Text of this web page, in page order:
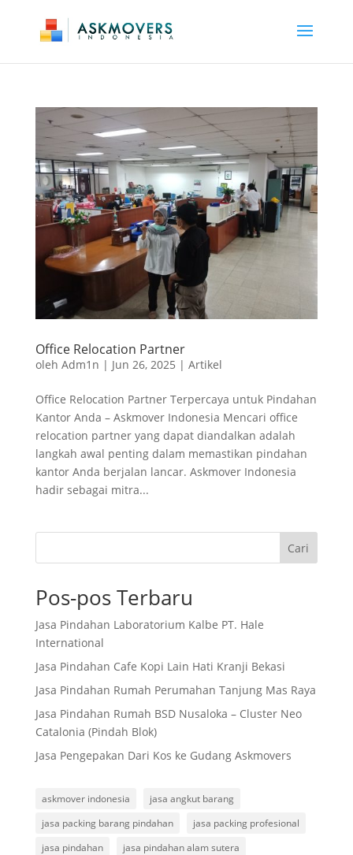
Office Relocation Partner
oleh Adm1n | Jun 26, 2025 | Artikel
Office Relocation Partner Terpercaya untuk Pindahan
Kantor Anda – Askmover Indonesia Mencari office
relocation partner yang dapat diandalkan adalah
langkah awal penting dalam memastikan pindahan
kantor Anda berjalan lancar. Askmover Indonesia
hadir sebagai mitra...
Cari
Pos-pos Terbaru
Jasa Pindahan Laboratorium Kalbe PT. Hale
International
Jasa Pindahan Cafe Kopi Lain Hati Kranji Bekasi
Jasa Pindahan Rumah Perumahan Tanjung Mas Raya
Jasa Pindahan Rumah BSD Nusaloka – Cluster Neo
Catalonia (Pindah Blok)
Jasa Pengepakan Dari Kos ke Gudang Askmovers
askmover indonesia
jasa angkut barang
jasa packing barang pindahan
jasa packing profesional
jasa pindahan
jasa pindahan alam sutera